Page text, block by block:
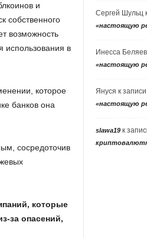
и
собственного
возможность
использования в
, которое
банков она
сосредоточив
которые
за опасений,
Сергей Шульц
«настоящую
Инесса
«настоящую
Януся к записи
«настоящую
slawa19к